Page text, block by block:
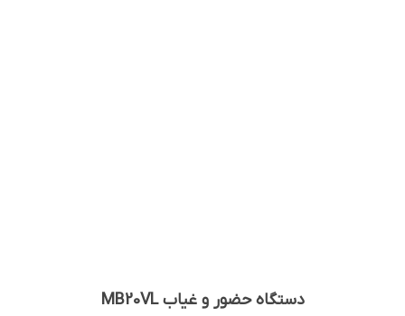
دستگاه حضور و غیاب MB20VL